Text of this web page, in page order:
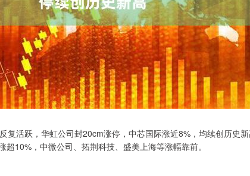
复活跃，华虹公司封20cm涨停，中芯国际涨近8%，均续创历史
10%，中微公司、拓荆科技、盛美上海等涨幅靠前。
-34.08 -0.24% 沪深300 4651.31